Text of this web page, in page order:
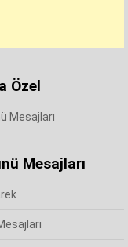
Özel
Mesajları
Mesajları